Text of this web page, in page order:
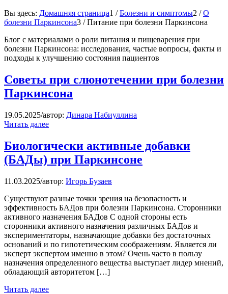
Вы здесь: Домашняя страница1 / Болезни и симптомы2 / О
болезни Паркинсона3 / Питание при болезни Паркинсона
Блог с материалами о роли питания и пищеварения при
болезни Паркинсона: исследования, частые вопросы, факты и
подходы к улучшению состояния пациентов
Советы при слюнотечении при болезни
Паркинсона
19.05.2025/автор: Динара Набиуллина
Читать далее
Биологически активные добавки
(БАДы) при Паркинсоне
11.03.2025/автор: Игорь Бузаев
Существуют разные точки зрения на безопасность и
эффективность БАДов при болезни Паркинсона. Сторонники
активного назначения БАДов С одной стороны есть
сторонники активного назначения различных БАДов и
экспериментаторы, назначающие добавки без достаточных
оснований и по гипотетическим соображениям. Является ли
эксперт экспертом именно в этом? Очень часто в пользу
назначения определенного вещества выступает лидер мнений,
обладающий авторитетом […]
Читать далее